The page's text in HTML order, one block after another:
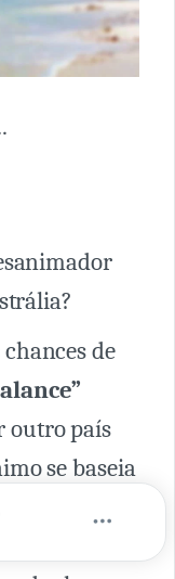
SALEM
de
outro país
se baseia
e podem